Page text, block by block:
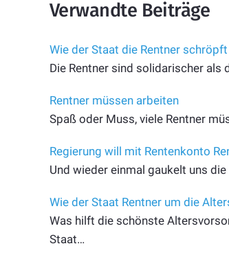
Verwandte Beiträge
Wie der Staat die Rentner schröpft
Die Rentner sind solidarischer
Rentner müssen arbeiten
Spaß oder Muss, viele Rentner
Regierung will mit Rentenkonto
Und wieder einmal gaukelt uns
Wie der Staat Rentner um die
Was hilft die schönste
Staat…